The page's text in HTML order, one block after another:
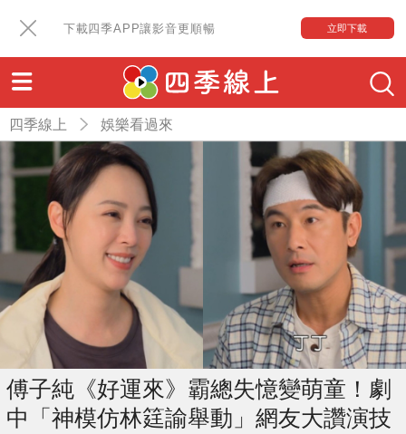
下載四季APP讓影音更順暢 立即下載
四季線上 娛樂看過來
傅子純《好運來》霸總失憶變萌童！劇
中「神模仿林筳諭舉動」網友大讚演技